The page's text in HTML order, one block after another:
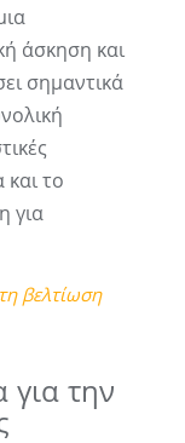
άσκηση και
σημαντικά
το
για
βελτίωση
την